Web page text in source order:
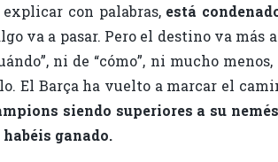
con palabras, está
va a pasar. Pero el destino va más
ni de “cómo”, ni mucho menos,
El Barça ha vuelto a marcar el
siendo superiores a su
habéis ganado.